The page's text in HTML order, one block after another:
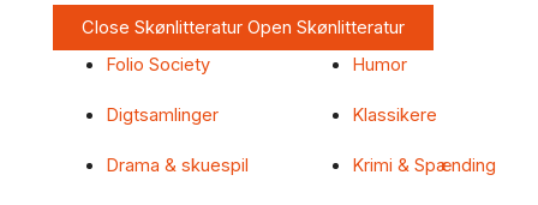
Close Skønlitteratur Open Skønlitteratur
Folio Society
Digtsamlinger
Drama & skuespil
Humor
Klassikere
Krimi & Spænding